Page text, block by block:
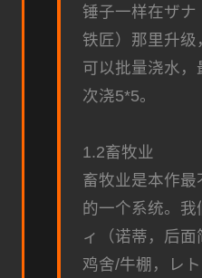
锤子一样在ザナ
铁匠）那里升级
可以批量浇水
次浇5*5。
1.2畜牧业
畜牧业是本作最
的一个系统。我
ィ（诺蒂，后
鸡舍/牛棚，レ